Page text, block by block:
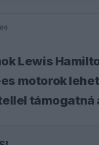
Lewis
motorok
támogatná